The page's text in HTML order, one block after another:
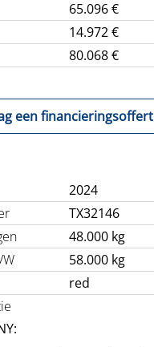
65.096 €
14.972 €
80.068 €
een
2024
TX32146
48.000 kg
58.000 kg
red